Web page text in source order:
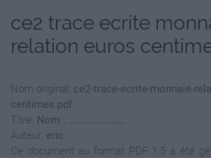
ce2 trace ecrite
relation euros
Nom original: ce2-trace-ecrite-monnaie-
centimes.pdf
Titre: Nom : ……………………
Auteur: eric
Ce document au format PDF 1.5 a été